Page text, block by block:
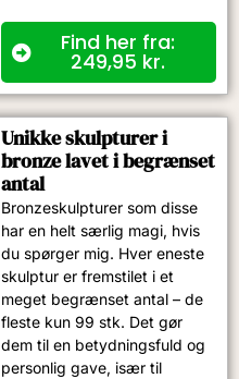
Find her fra:
249,95 kr.
Unikke skulpturer i
bronze lavet i begrænset
antal
Bronzeskulpturer som disse
har en helt særlig magi, hvis
du spørger mig. Hver eneste
skulptur er fremstilet i et
meget begrænset antal – de
fleste kun 99 stk. Det gør
dem til en betydningsfuld og
personlig gave, især til